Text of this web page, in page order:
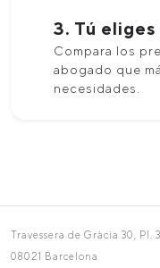
3. Tú
Compara los
abogado que
necesidades.
Travessera de Gràcia 30, Pl. 3
08021 Barcelona